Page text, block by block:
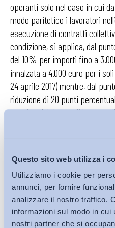
Questo sito web utilizza i
Utilizziamo i cookie per
annunci, per fornire
analizzare il nostro traffico.
informazioni sul modo in
nostri partner che si
operanti solo nel caso in cui
modo paritetico i lavoratori
esecuzione di contratti
condizione, si applica, dal
del 10% per importi fino a
innalzata a 4.000 euro per i
24 aprile 2017) mentre, dal
riduzione di 20 punti
a carico del datore di lavoro
relative a premi di risultato
Sempre sulla disciplina del
la legge di bilancio 2017,
fruibili mediante la
dell’art. 1, co. 160, legge di